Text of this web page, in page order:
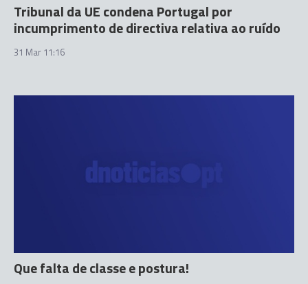
Tribunal da UE condena Portugal por
incumprimento de directiva relativa ao ruído
31 Mar 11:16
Que falta de classe e postura!